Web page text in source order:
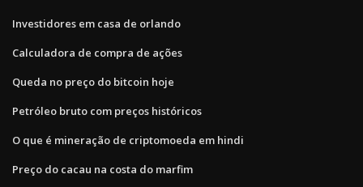
Investidores em casa de orlando
Calculadora de compra de ações
Queda no preço do bitcoin hoje
Petróleo bruto com preços históricos
O que é mineração de criptomoeda em hindi
Preço do cacau na costa do marfim